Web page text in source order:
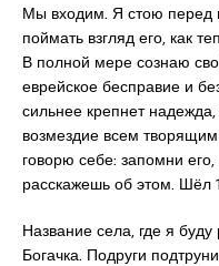
Мы входим. Я стою перед
поймать взгляд его, как
В полной мере сознаю
еврейское бесправие и
сильнее крепнет
возмездие всем
говорю себе: запомни
расскажешь об этом. Шёл
Название села, где я
Богачка. Подруги